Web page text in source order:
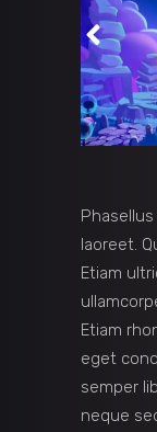
laoreet.
Etiam
Etiam
eget
semper
neque